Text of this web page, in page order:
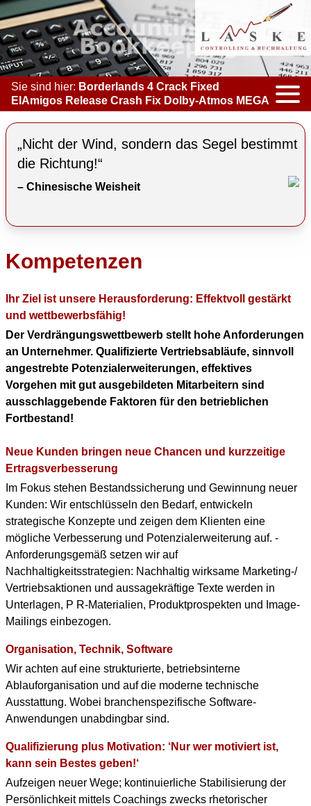
Sie sind hier: Borderlands 4 Crack Fixed
ElAmigos Release Crash Fix Dolby-Atmos MEGA
KOMPETENZEN
ACCOUNTING & BOOKKEEPING
CONTROLLING
COACHING
DOWNLOAD PDF
BERUFLICHER WERDEGANG
„Nicht der Wind, sondern das Segel bestimmt
die Richtung!“
– Chinesische Weisheit
Kompetenzen
Ihr Ziel ist unsere Herausforderung: Effektvoll gestärkt
und wettbewerbsfähig!
Der Verdrängungswettbewerb stellt hohe Anforderungen
an Unternehmer. Qualifizierte Vertriebsabläufe, sinnvoll
angestrebte Potenzialerweiterungen, effektives
Vorgehen mit gut ausgebildeten Mitarbeitern sind
ausschlaggebende Faktoren für den betrieblichen
Fortbestand!
Neue Kunden bringen neue Chancen und kurzzeitige
Ertragsverbesserung
Im Fokus stehen Bestandssicherung und Gewinnung neuer
Kunden: Wir entschlüsseln den Bedarf, entwickeln
strategische Konzepte und zeigen dem Klienten eine
mögliche Verbesserung und Potenzialerweiterung auf. -
Anforderungsgemäß setzen wir auf
Nachhaltigkeitsstrategien: Nachhaltig wirksame Marketing-/
Vertriebsaktionen und aussagekräftige Texte werden in
Unterlagen, P R-Materialien, Produktprospekten und Image-
Mailings einbezogen.
Organisation, Technik, Software
Wir achten auf eine strukturierte, betriebsinterne
Ablauforganisation und auf die moderne technische
Ausstattung. Wobei branchenspezifische Software-
Anwendungen unabdingbar sind.
Qualifizierung plus Motivation: ‘Nur wer motiviert ist,
kann sein Bestes geben!‘
Aufzeigen neuer Wege; kontinuierliche Stabilisierung der
Persönlichkeit mittels Coachings zwecks rhetorischer